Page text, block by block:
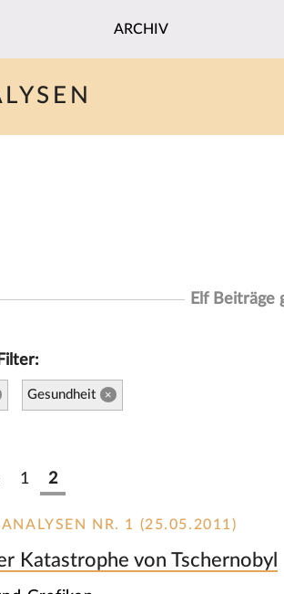
ARCHIV
Elf Beiträge
Gesundheit ×
1 2
ANALYSEN NR. 1 (25.05.2011)
Katastrophe von Tschernobyl